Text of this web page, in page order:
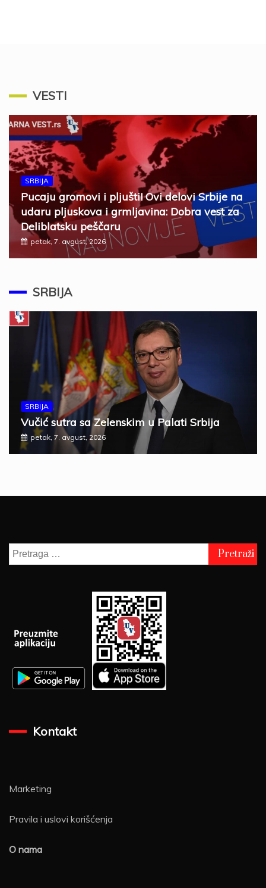
VESTI
SRBIJA
Pucaju gromovi i pljušti! Ovi delovi Srbije na
udaru pljuskova i grmljavina: Dobra vest za
Deliblatsku peščaru
petak, 7. avgust, 2026
SRBIJA
SRBIJA
Vučić sutra sa Zelenskim u Palati Srbija
petak, 7. avgust, 2026
Pretraga
za:
Kontakt
Marketing
Pravila i uslovi korišćenja
O nama